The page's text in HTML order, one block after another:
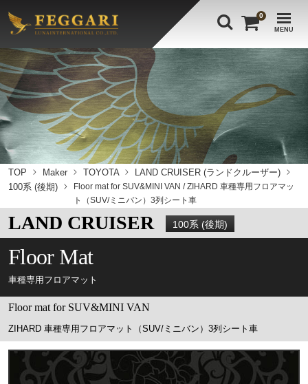
MENU
0
TOP Maker TOYOTA
LAND CRUISER (ランドクルーザー)
100系 (後期)
Floor mat for SUV&MINI VAN / ZIHARD 車種専用フロアマッ
ト（SUV/ミニバン）3列シート車
LAND CRUISER 100系 (後期)
Floor Mat
車種専用フロアマット
Floor mat for SUV&MINI VAN
ZIHARD 車種専用フロアマット（SUV/ミニバン）3列シート車